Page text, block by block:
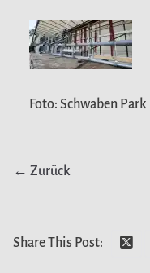
Foto: Schwaben Park
← Zurück
Share This Post: